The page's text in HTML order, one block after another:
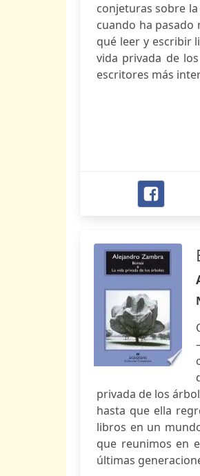
conjeturas sobre
cuando ha
qué leer y escribir
vida privada de
escritores más
privada de los
hasta que ella
libros en un
que reunimos en
últimas